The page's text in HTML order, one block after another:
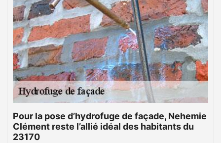
Pour la pose d’hydrofuge de façade, Nehemie
Clément reste l’allié idéal des habitants du
23170